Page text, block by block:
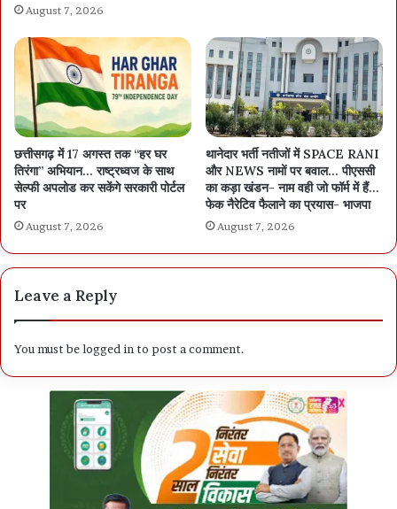
August 7, 2026
छत्तीसगढ़ में 17 अगस्त तक “हर घर
तिरंगा” अभियान… राष्ट्रध्वज के साथ
सेल्फी अपलोड कर सकेंगे सरकारी पोर्टल
पर
August 7, 2026
थानेदार भर्ती नतीजों में SPACE RANI
और NEWS नामों पर बवाल… पीएससी
का कड़ा खंडन- नाम वही जो फॉर्म में हैं…
फेक नैरेटिव फैलाने का प्रयास- भाजपा
August 7, 2026
Leave a Reply
You must belogged in to post a comment.